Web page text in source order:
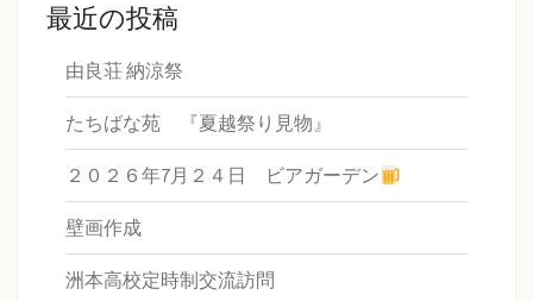
最近の投稿
由良荘 納涼祭
たちばな苑 『夏越祭り見物』
２０２６年7月２４日 ビアガーデン
壁画作成
洲本高校定時制交流訪問